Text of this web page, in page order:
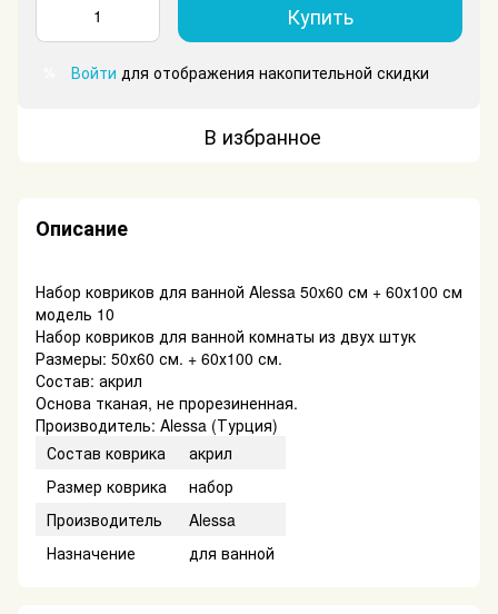
Купить
Войти для отображения накопительной скидки
В избранное
Описание
Набор ковриков для ванной Alessa 50x60 см + 60х100 см
модель 10
Набор ковриков для ванной комнаты из двух штук
Размеры: 50х60 см. + 60х100 см.
Состав: акрил
Основа тканая, не прорезиненная.
Производитель: Alessa (Турция)
Состав коврика
акрил
Размер коврика
набор
Производитель
Alessa
Назначение
для ванной